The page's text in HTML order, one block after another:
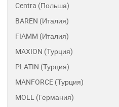
Centra (Польша)
BAREN (Италия)
FIAMM (Италия)
MAXION (Турция)
PLATIN (Турция)
MANFORCE (Турция)
MOLL (Германия)